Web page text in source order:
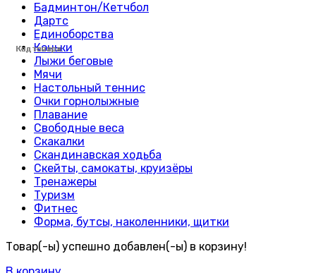
Код товара:
Код товара:
Код товара:
Код товара:
Код товара:
Код товара:
Код товара:
Код товара:
Код товара:
Код товара:
Код товара:
Код товара:
Код товара:
Код товара:
Код товара:
Код товара:
Код товара:
Код товара:
Код товара:
Код товара:
Код товара:
Код товара:
Код товара:
Код товара:
Бадминтон/Кетчбол
Дартс
Единоборства
Коньки
Лыжи беговые
Мячи
Настольный теннис
Очки горнолыжные
Плавание
Свободные веса
Скакалки
Скандинавская ходьба
Скейты, самокаты, круизёры
Тренажеры
Туризм
Фитнес
Форма, бутсы, наколенники, щитки
Товар(-ы) успешно добавлен(-ы) в корзину!